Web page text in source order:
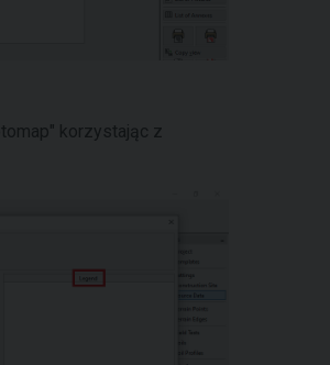
korzystając z